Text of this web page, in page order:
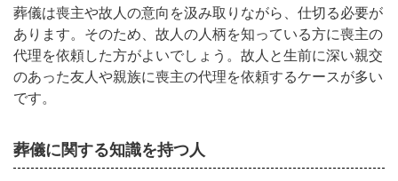
葬儀は喪主や故人の意向を汲み取りながら、仕切る必要が
あります。そのため、故人の人柄を知っている方に喪主の
代理を依頼した方がよいでしょう。故人と生前に深い親交
のあった友人や親族に喪主の代理を依頼するケースが多い
です。
葬儀に関する知識を持つ人